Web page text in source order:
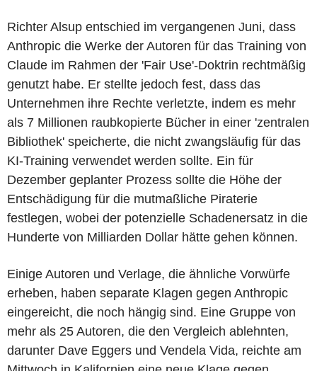
Richter Alsup entschied im vergangenen Juni, dass
Anthropic die Werke der Autoren für das Training von
Claude im Rahmen der 'Fair Use'-Doktrin rechtmäßig
genutzt habe. Er stellte jedoch fest, dass das
Unternehmen ihre Rechte verletzte, indem es mehr
als 7 Millionen raubkopierte Bücher in einer 'zentralen
Bibliothek' speicherte, die nicht zwangsläufig für das
KI-Training verwendet werden sollte. Ein für
Dezember geplanter Prozess sollte die Höhe der
Entschädigung für die mutmaßliche Piraterie
festlegen, wobei der potenzielle Schadenersatz in die
Hunderte von Milliarden Dollar hätte gehen können.
Einige Autoren und Verlage, die ähnliche Vorwürfe
erheben, haben separate Klagen gegen Anthropic
eingereicht, die noch hängig sind. Eine Gruppe von
mehr als 25 Autoren, die den Vergleich ablehnten,
darunter Dave Eggers und Vendela Vida, reichte am